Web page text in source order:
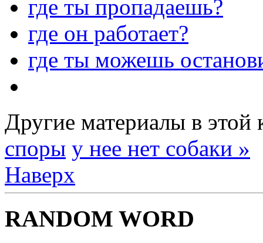
где ты пропадаешь?
где он работает?
где ты можешь
Другие материалы в этой
споры у нее нет собаки »
Наверх
RANDOM WORD